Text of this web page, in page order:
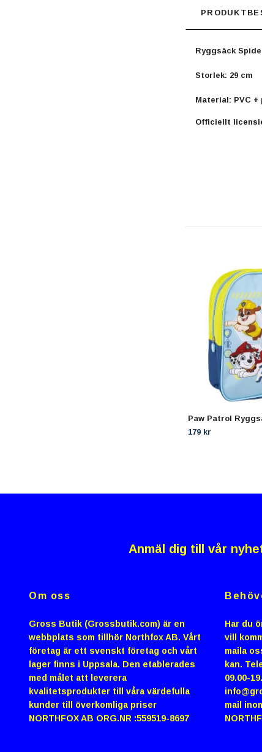
Ryggsäck
Storlek: 29 cm
Material: PVC +
Officiellt
Paw Patrol
179 kr
Anmäl dig till vår
Om oss
Gross Butik (Grossbutik.com) är en
webbplats som tillhör Northfox AB. Vårt
företag är ett svenskt företag och vårt
lager finns i Uppsala. Den etablerades
med målet att leverera
kvalitetsprodukter till våra värdefulla
kunder till överkomliga priser
NORTHFOX AB ORG.NR :559519-8697
Har du
vill
maila
kan.
09.00-
mail